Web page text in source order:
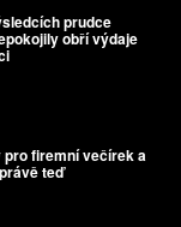
prudce
obří výdaje
firemní večírek a
teď